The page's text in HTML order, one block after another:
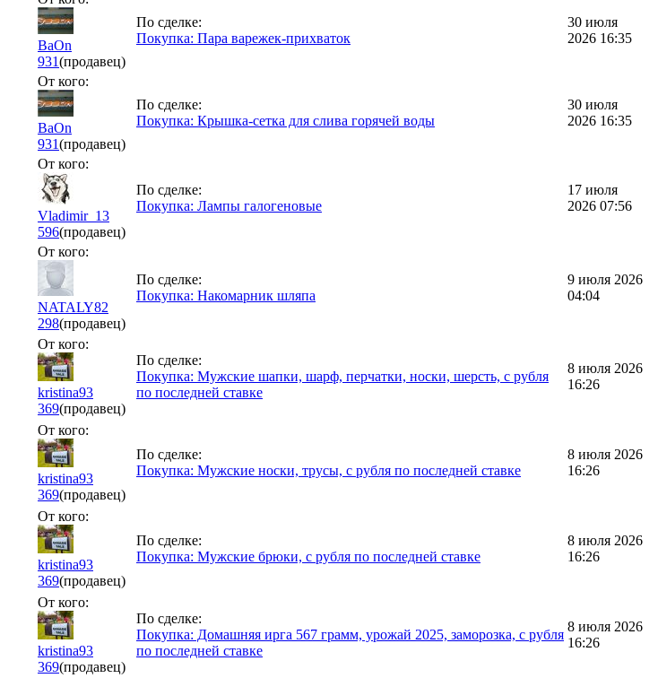
BaOn
931(продавец)
По сделке:
Покупка: Пара варежек-прихваток
30 июля
2026 16:35
От кого:
BaOn
931(продавец)
По сделке:
Покупка: Крышка-сетка для слива горячей воды
30 июля
2026 16:35
От кого:
Vladimir_13
596(продавец)
По сделке:
Покупка: Лампы галогеновые
17 июля
2026 07:56
От кого:
NATALY82
298(продавец)
По сделке:
Покупка: Накомарник шляпа
9 июля 2026
04:04
От кого:
kristina93
369(продавец)
По сделке:
Покупка: Мужские шапки, шарф, перчатки, носки, шерсть, с рубля
по последней ставке
8 июля 2026
16:26
От кого:
kristina93
369(продавец)
По сделке:
Покупка: Мужские носки, трусы, с рубля по последней ставке
8 июля 2026
16:26
От кого:
kristina93
369(продавец)
По сделке:
Покупка: Мужские брюки, с рубля по последней ставке
8 июля 2026
16:26
От кого:
kristina93
369(продавец)
По сделке:
Покупка: Домашняя ирга 567 грамм, урожай 2025, заморозка, с рубля
по последней ставке
8 июля 2026
16:26